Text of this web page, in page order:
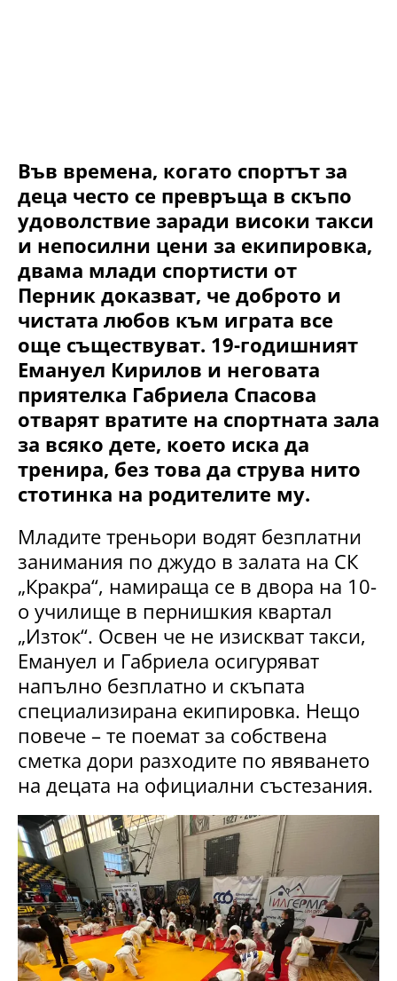
Във времена, когато спортът за
деца често се превръща в скъпо
удоволствие заради високи такси
и непосилни цени за екипировка,
двама млади спортисти от
Перник доказват, че доброто и
чистата любов към играта все
още съществуват. 19-годишният
Емануел Кирилов и неговата
приятелка Габриела Спасова
отварят вратите на спортната зала
за всяко дете, което иска да
тренира, без това да струва нито
стотинка на родителите му.
Младите треньори водят безплатни
занимания по джудо в залата на СК
„Кракра“, намираща се в двора на 10-
о училище в пернишкия квартал
„Изток“. Освен че не изискват такси,
Емануел и Габриела осигуряват
напълно безплатно и скъпата
специализирана екипировка. Нещо
повече – те поемат за собствена
сметка дори разходите по явяването
на децата на официални състезания.